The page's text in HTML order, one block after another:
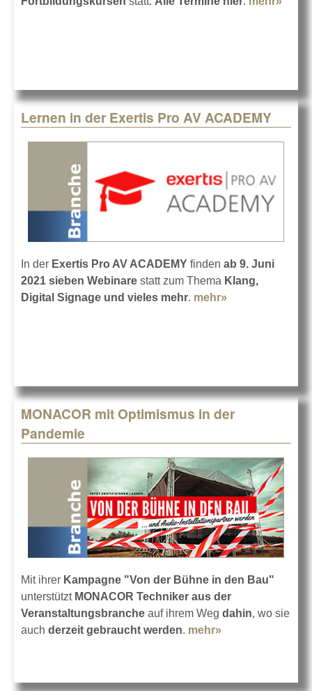
Lernen in der Exertis Pro AV ACADEMY
In der Exertis Pro AV ACADEMY finden ab 9. Juni
2021 sieben Webinare statt zum Thema Klang,
Digital Signage und vieles mehr. mehr»
MONACOR mit Optimismus in der
Pandemie
Mit ihrer Kampagne "Von der Bühne in den Bau"
unterstützt MONACOR Techniker aus der
Veranstaltungsbranche auf ihrem Weg dahin, wo sie
auch derzeit gebraucht werden. mehr»
der Pandemie